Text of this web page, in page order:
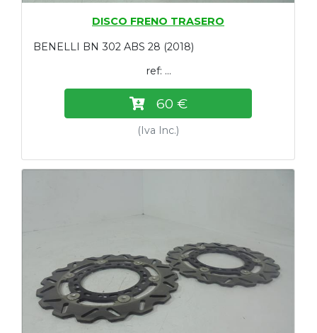
DISCO FRENO TRASERO
BENELLI BN 302 ABS 28 (2018)
ref: ...
60 €
(Iva Inc.)